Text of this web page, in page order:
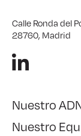
Calle Ronda del
28760, Madrid
Nuestro
Nuestro